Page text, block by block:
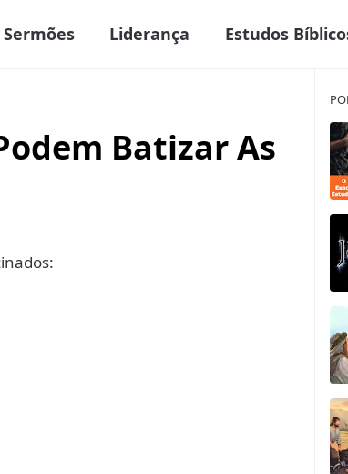
Sermões Liderança Estudos
Batizar As